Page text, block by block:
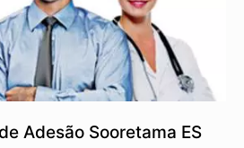
Adesão Sooretama ES